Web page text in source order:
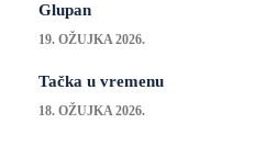
Glupan
19. OŽUJKA 2026.
Tačka u vremenu
18. OŽUJKA 2026.